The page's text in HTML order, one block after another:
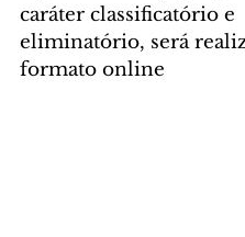
caráter classificatório e
eliminatório, será
formato online